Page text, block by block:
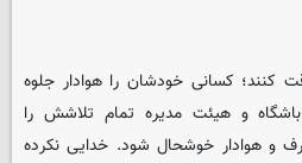
کنند؛ کسانی خودشان را هوادار جلوه
و هیئت مدیره تمام تلاشش را
و هوادار خوشحال شود. خدایی نکرده